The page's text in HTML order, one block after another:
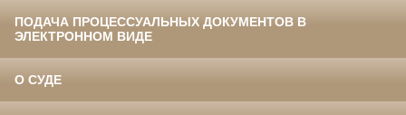
ПОДАЧА ПРОЦЕССУАЛЬНЫХ ДОКУМЕНТОВ В
ЭЛЕКТРОННОМ ВИДЕ
О СУДЕ